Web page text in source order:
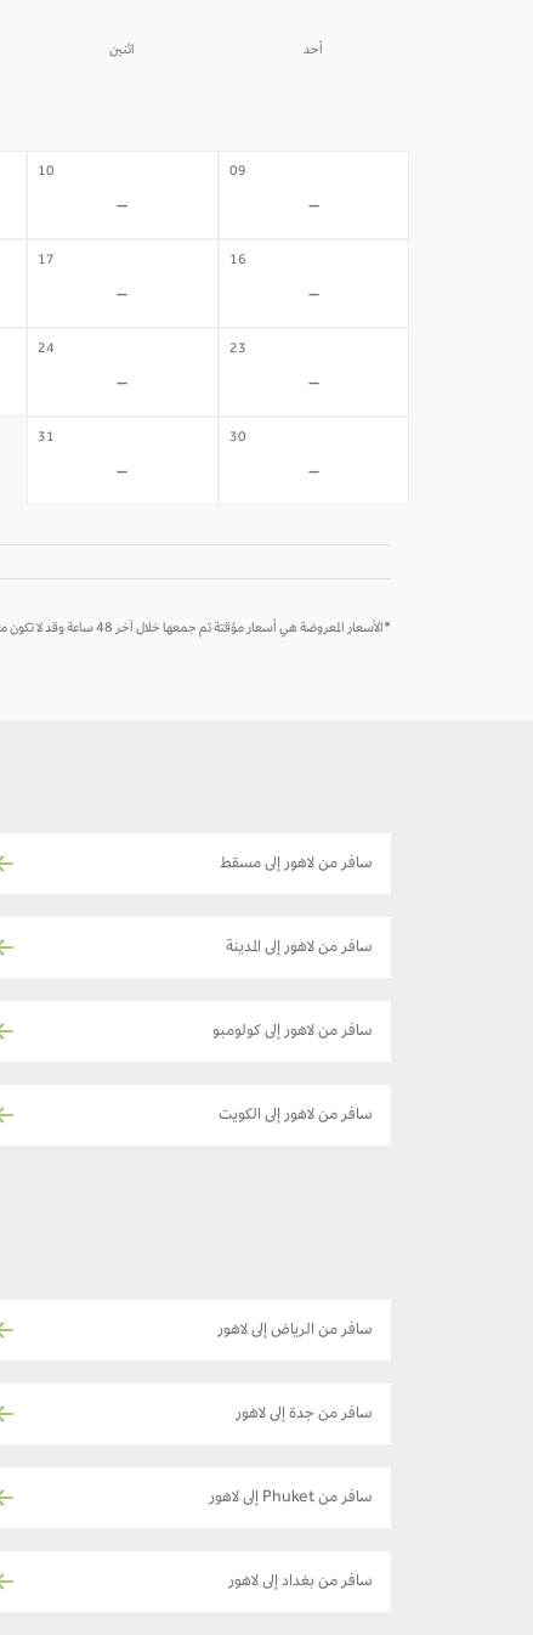
أحد اثنين
09
-
10
-
16
-
17
-
23
-
24
-
30
-
31
-
*الأسعار المعروضة هي أسعار مؤقتة تم جمعها خلال آخر 48 ساعة وقد لا تكون متاحة وقت الحجز
سافر من لاهور إلى مسقط
سافر من لاهور إلى المدينة
سافر من لاهور إلى كولومبو
سافر من لاهور إلى الكويت
سافر من الرياض إلى لاهور
سافر من جدة إلى لاهور
سافر من Phuket إلى لاهور
سافر من بغداد إلى لاهور